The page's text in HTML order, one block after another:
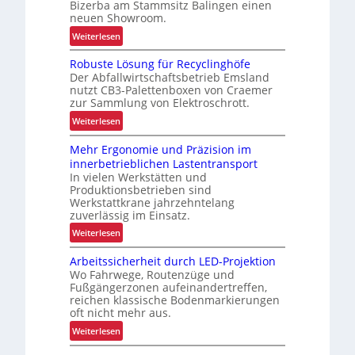
i
t
i
k
Bizerba am Stammsitz Balingen einen
neuen Showroom.
Weiterlesen:
V
o
n
d
e
r
L
a
d
e
n
w
a
a
g
e
z
u
r
K
Robuste Lösung für Recyclinghöfe
Der Abfallwirtschaftsbetrieb Emsland
nutzt CB3-Palettenboxen von Craemer
zur Sammlung von Elektroschrott.
Weiterlesen:
R
o
b
u
s
t
e
L
ö
s
u
n
g
f
ü
Mehr Ergonomie und Präzision im
innerbetrieblichen Lastentransport
In vielen Werkstätten und
Produktionsbetrieben sind
Werkstattkrane jahrzehntelang
zuverlässig im Einsatz.
Weiterlesen:
M
e
h
r
E
r
g
Arbeitssicherheit durch LED-Projektion
Wo Fahrwege, Routenzüge und
Fußgängerzonen aufeinandertreffen,
reichen klassische Bodenmarkierungen
oft nicht mehr aus.
Weiterlesen:
A